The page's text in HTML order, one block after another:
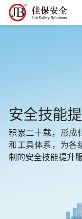
行业案例
培训
安全技能
积累二十载，形成
和工具体系，为各
制的安全技能提升服